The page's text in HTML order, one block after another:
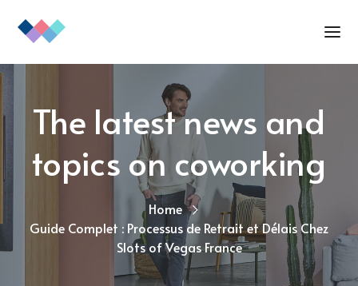
The latest news and
topics on coworking
Home
Guide Complet : Processus de Retrait et Délais Chez
Slots of Vegas France